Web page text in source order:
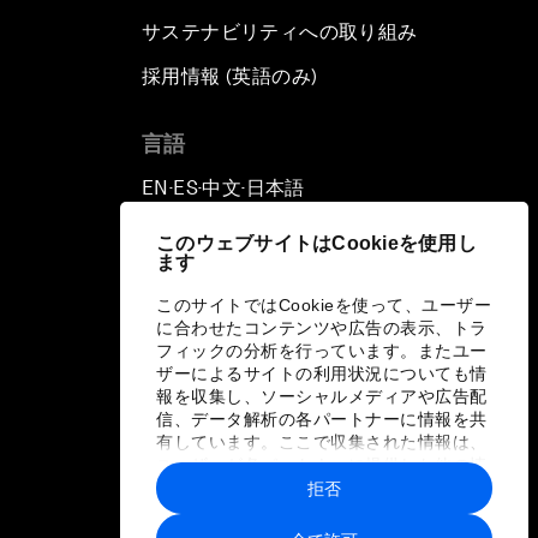
このウェブサイトはCookieを使用し
ます
このサイトではCookieを使って、ユーザー
に合わせたコンテンツや広告の表示、トラ
フィックの分析を行っています。またユー
ザーによるサイトの利用状況についても情
報を収集し、ソーシャルメディアや広告配
信、データ解析の各パートナーに情報を共
有しています。ここで収集された情報は、
ユーザーが各パートナーに提供した他の情
報や各パートナーのサービスを使用した際
に収集された情報と組み合わされ、各パー
トナーによって使用されることがありま
拒否
サステナビリティへの取り組み
採用情報 (英語のみ)
言語
EN ▪ ES▪中文▪ 日本語